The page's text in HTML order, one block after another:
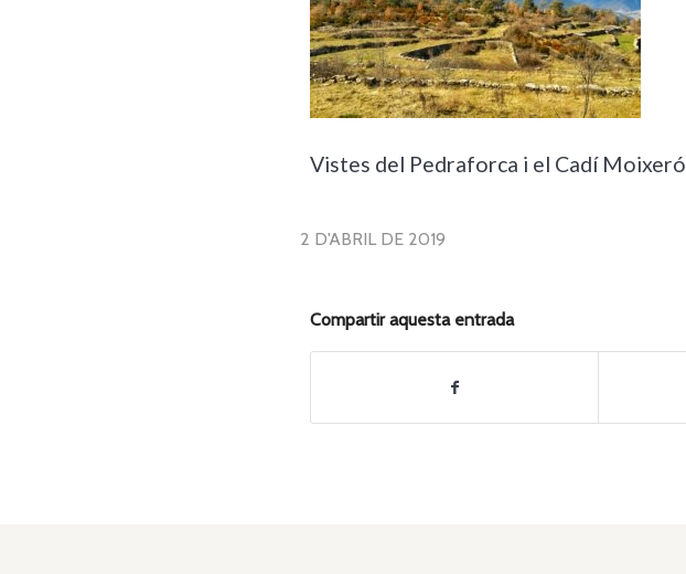
Vistes del Pedraforca i el Cadí Moixeró
2 D'ABRIL DE 2019
Compartir aquesta entrada